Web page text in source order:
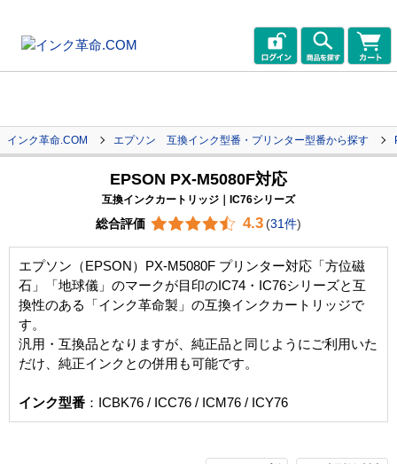
インク革命.COM エプソン 互換インク型番・プリンター型番から探す
EPSON PX-M5080F対応
互換インクカートリッジ｜IC76シリーズ
総合評価 4.3 (31件)
エプソン（EPSON）PX-M5080F プリンター対応「方位磁
石」「地球儀」のマークが目印のIC74・IC76シリーズと互
換性のある「インク革命製」の互換インクカートリッジで
す。
汎用・互換品となりますが、純正品と同じようにご利用いた
だけ、純正インクとの併用も可能です。
インク型番 ：ICBK76 / ICC76 / ICM76 / ICY76